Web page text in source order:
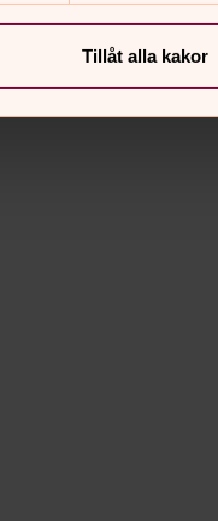
Tillåt alla kakor